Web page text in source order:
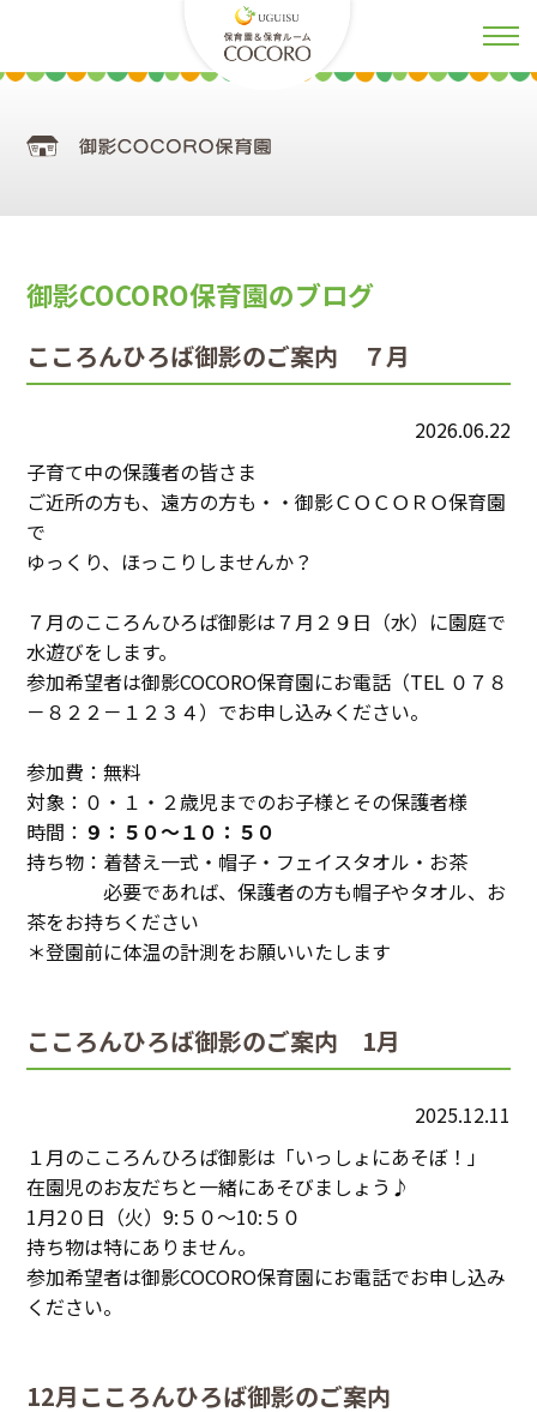
御影COCORO保育園のブログ
こころんひろば御影のご案内 ７月
2026.06.22
子育て中の保護者の皆さま
ご近所の方も、遠方の方も・・御影ＣＯＣＯＲＯ保育園
で
ゆっくり、ほっこりしませんか？
７月のこころんひろば御影は７月２９日（水）に園庭で
水遊びをします。
参加希望者は御影COCORO保育園にお電話（TEL ０７８
－８２２－１２３４）でお申し込みください。
参加費：無料
対象：０・１・２歳児までのお子様とその保護者様
時間： ９：５０～１０：５０
持ち物：着替え一式・帽子・フェイスタオル・お茶
必要であれば、保護者の方も帽子やタオル、お
茶をお持ちください
＊登園前に体温の計測をお願いいたします
こころんひろば御影のご案内 1月
2025.12.11
１月のこころんひろば御影は「いっしょにあそぼ！」
在園児のお友だちと一緒にあそびましょう♪
1月2０日（火）9:５０～10:５０
持ち物は特にありません。
参加希望者は御影COCORO保育園にお電話でお申し込み
ください。
12月こころんひろば御影のご案内